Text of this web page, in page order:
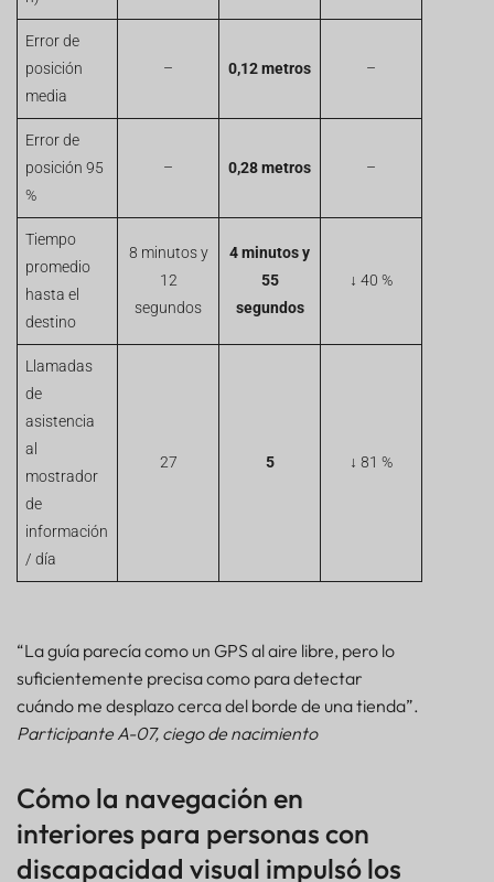
Error de
posición
media
– 0,12 metros –
Error de
posición 95
%
– 0,28 metros –
Tiempo
promedio
hasta el
destino
8 minutos y
12
segundos
4 minutos y
55
segundos
↓ 40 %
Llamadas
de
asistencia
al
mostrador
de
información
/ día
27 5 ↓ 81 %
“La guía parecía como un GPS al aire libre, pero lo
suficientemente precisa como para detectar
cuándo me desplazo cerca del borde de una tienda”.
Participante A-07, ciego de nacimiento
Cómo la navegación en
interiores para personas con
discapacidad visual impulsó los